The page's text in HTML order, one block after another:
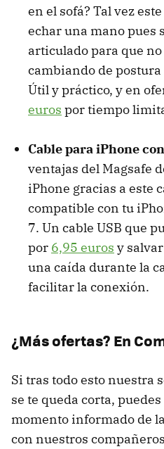
en el sofá? Tal vez
echar una mano pues
articulado para que
cambiando de postura
Útil y práctico, y en
euros por tiempo
Cable para iPhone
ventajas del Magsafe
iPhone gracias a este
compatible con tu
7. Un cable USB que
por 6,95 euros y
una caída durante la
facilitar la conexión.
¿Más ofertas? En
Si tras todo esto nuestra
se te queda corta,
momento informado de
con nuestros